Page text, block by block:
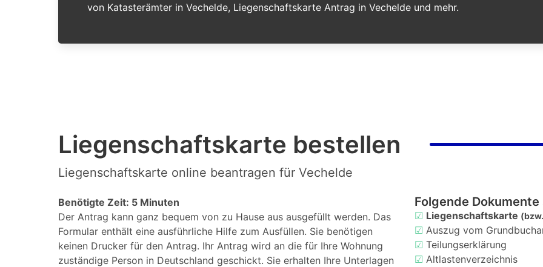
von Katasterämter in Vechelde, Liegenschaftskarte Antrag in Vechelde und mehr.
Liegenschaftskarte bestellen
Liegenschaftskarte online beantragen für Vechelde
Benötigte Zeit: 5 Minuten
Der Antrag kann ganz bequem von zu Hause aus ausgefüllt werden. Das
Formular enthält eine ausführliche Hilfe zum Ausfüllen. Sie benötigen
keinen Drucker für den Antrag. Ihr Antrag wird an die für Ihre Wohnung
zuständige Person in Deutschland geschickt. Sie erhalten Ihre Unterlagen
Folgende
☑ Liegenschaftskarte
☑ Auszug vom
☑ Teilungserklärung
☑ Altlastenverzeichnis